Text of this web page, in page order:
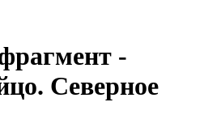
-
Северное